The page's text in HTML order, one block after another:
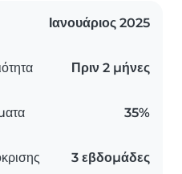
Ιανουάριος 2025
Πριν 2 μήνες
35%
3 εβδομάδες